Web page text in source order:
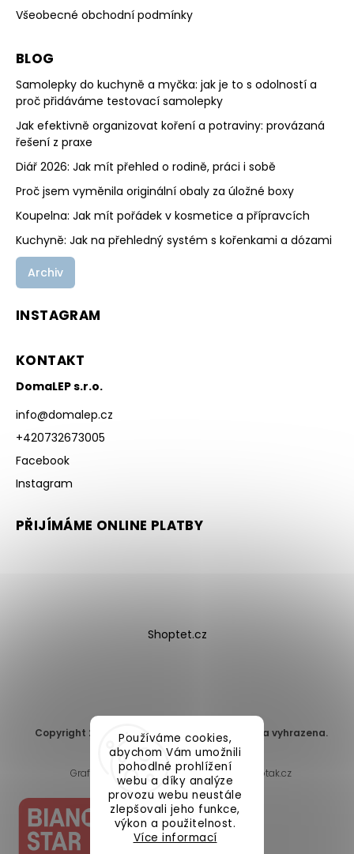
Používáme cookies,
abychom Vám umožnili
pohodlné prohlížení
webu a díky analýze
provozu webu neustále
zlepšovali jeho funkce,
výkon a použitelnost.
Více informací
Všeobecné obchodní podmínky
BLOG
Samolepky do kuchyně a myčka: jak je to s odolností a
proč přidáváme testovací samolepky
Jak efektivně organizovat koření a potraviny: provázaná
řešení z praxe
Diář 2026: Jak mít přehled o rodině, práci i sobě
Proč jsem vyměnila originální obaly za úložné boxy
Koupelna: Jak mít pořádek v kosmetice a přípravcích
Kuchyně: Jak na přehledný systém s kořenkami a dózami
Archiv
INSTAGRAM
KONTAKT
DomaLEP s.r.o.
info@domalep.cz
+420732673005
Facebook
Instagram
PŘIJÍMÁME ONLINE PLATBY
Shoptet.cz
Copyright 2026 DomaLEP s.r.o. . Všechna práva vyhrazena.
Upravit nastavení cookies
Grafický návrh vytvořil a nakódoval
Shoptak.cz